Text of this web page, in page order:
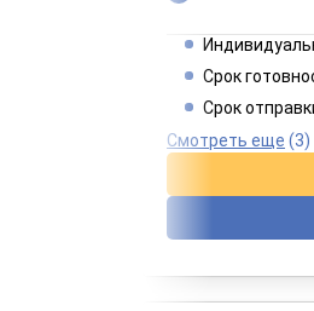
Срок
Срок
Смотреть еще (3)